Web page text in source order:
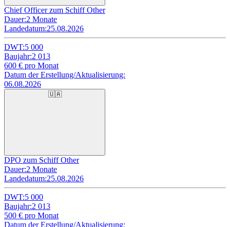
Chief Officer zum Schiff Other
Dauer:2 Monate
Landedatum:25.08.2026
DWT:5 000
Baujahr:2 013
600 € pro Monat
Datum der Erstellung/Aktualisierung:
06.08.2026
🇺🇦
DPO zum Schiff Other
Dauer:2 Monate
Landedatum:25.08.2026
DWT:5 000
Baujahr:2 013
500 € pro Monat
Datum der Erstellung/Aktualisierung: